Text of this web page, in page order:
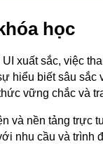
học
xuất sắc, việc
hiểu biết sâu sắc
vững chắc và
và nền tảng trực
nhu cầu và trình